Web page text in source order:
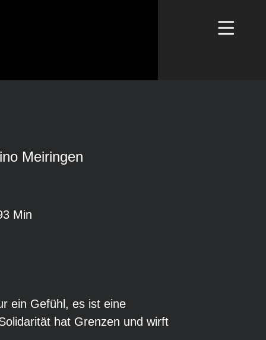
Meiringen
Min
ein Gefühl, es ist eine
hat Grenzen und wirft